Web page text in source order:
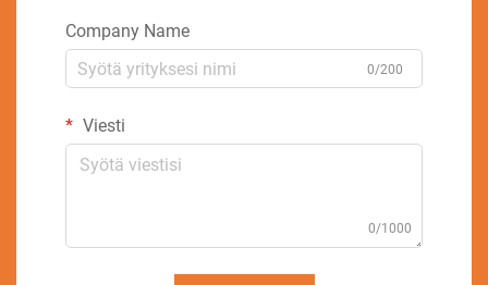
Company Name
0/200
Viesti
0/1000